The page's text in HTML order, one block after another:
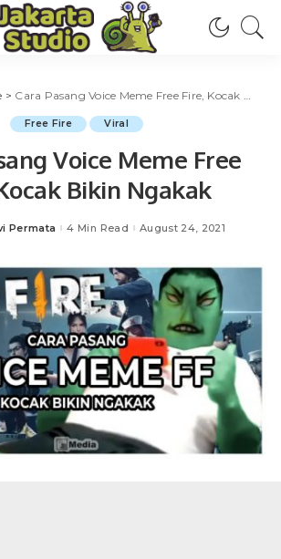
> Cara Pasang Voice Meme Free Fire, Kocak Bikin Ngakak
Free Fire Viral
Voice Meme Free
Bikin Ngakak
Permata 4 Min Read August 24, 2021